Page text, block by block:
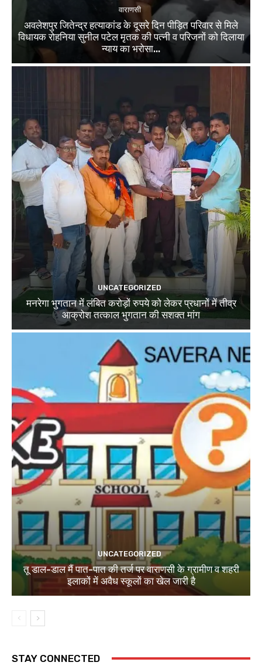
वाराणसी
अवलेशपुर जितेन्द्र हत्याकांड के दूसरे दिन पीड़ित परिवार से मिले
विधायक रोहनिया सुनील पटेल मृतक की पत्नी व परिजनों को दिलाया
न्याय का भरोसा...
UNCATEGORIZED
मनरेगा भुगतान में लंबित करोड़ों रुपये को लेकर प्रधानों में तीव्र
आक्रोश तत्काल भुगतान की सशक्त मांग
UNCATEGORIZED
तू डाल-डाल मैं पात-पात की तर्ज पर वाराणसी के ग्रामीण व शहरी
इलाकों में अवैध स्कूलों का खेल जारी है
STAY CONNECTED